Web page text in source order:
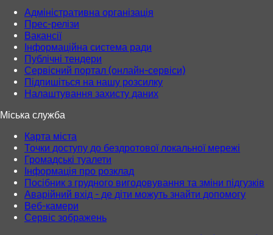
Адміністративна організація
Прес-релізи
Вакансії
Інформаційна система ради
Публічні тендери
Сервісний портал (онлайн-сервіси)
Підпишіться на нашу розсилку
Налаштування захисту даних
Міська служба
Карта міста
Точки доступу до бездротової локальної мережі
Громадські туалети
Інформація про розклад
Посібник з грудного вигодовування та зміни підгузків
Аварійний вхід - де діти можуть знайти допомогу
Веб-камери
Сервіс зображень